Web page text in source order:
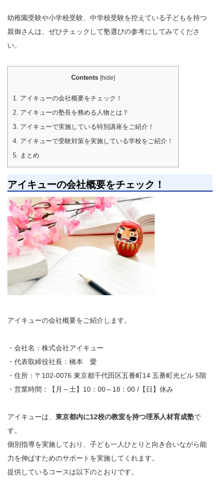
幼稚園受験や小学校受験、中学校受験を控えている子どもを持つ
親御さんは、ぜひチェックして塾選びの参考にしてみてくださ
い。
Contents [hide]
1.
アイキューの会社概要をチェック！
2. アイキューの塾長を務める人物とは？
3. アイキューで実施している特別講座をご紹介！
4. アイキューで受験対策を実施している学校をご紹介！
5.
まとめ
アイキューの会社概要をチェック！
アイキューの会社概要をご紹介します。
・会社名：株式会社アイキュー
・代表取締役社長：橋本 愛
・住所：〒102-0076 東京都千代田区五番町14 五番町光ビル 5階
・営業時間：【月～土】10：00～18：00 /【日】休み
アイキューは、 東京都内に12校の教室を持つ理系人材育成塾で
す。
個別指導を実施しており、子ども一人ひとりと向き合いながら能
力を伸ばすためのサポートを実施してくれます。
提供しているコースは以下のとおりです。